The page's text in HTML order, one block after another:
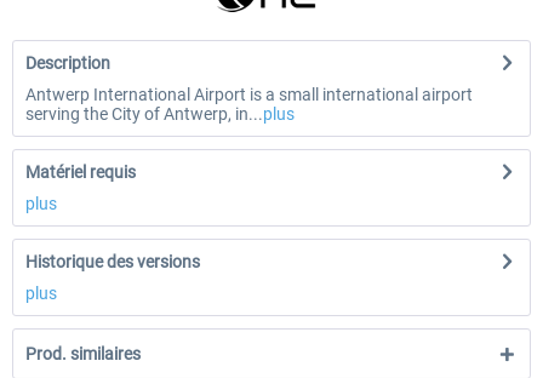
Description
Antwerp International Airport is a small international airport
serving the City of Antwerp, in...plus
Matériel requis
plus
Historique des versions
plus
Prod. similaires